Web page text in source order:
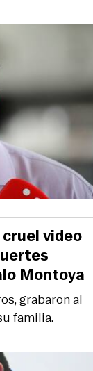
grabaron al
familia.
video
Montoya